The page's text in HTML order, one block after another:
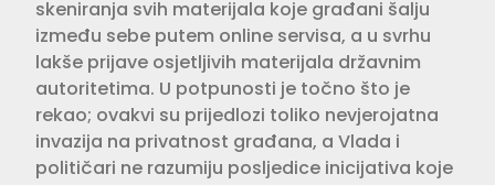
skeniranja svih materijala koje građani šalju
između sebe putem online servisa, a u svrhu
lakše prijave osjetljivih materijala državnim
autoritetima. U potpunosti je točno što je
rekao; ovakvi su prijedlozi toliko nevjerojatna
invazija na privatnost građana, a Vlada i
političari ne razumiju posljedice inicijativa koje